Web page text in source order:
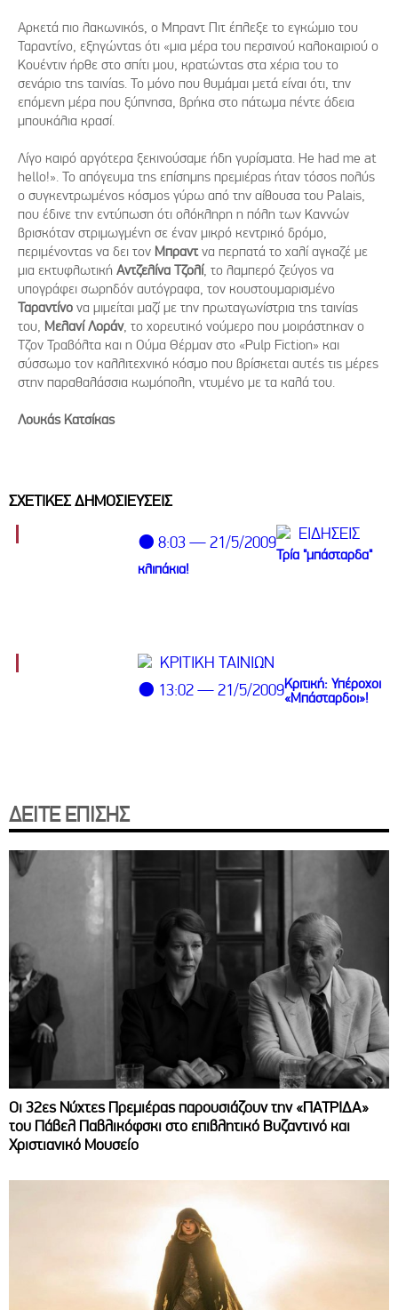
Αρκετά πιο λακωνικός, ο Μπραντ Πιτ έπλεξε το εγκώμιο του
Ταραντίνο, εξηγώντας ότι «μια μέρα του περσινού καλοκαιριού ο
Κουέντιν ήρθε στο σπίτι μου, κρατώντας στα χέρια του το
σενάριο της ταινίας. Το μόνο που θυμάμαι μετά είναι ότι, την
επόμενη μέρα που ξύπνησα, βρήκα στο πάτωμα πέντε άδεια
μπουκάλια κρασί.
Λίγο καιρό αργότερα ξεκινούσαμε ήδη γυρίσματα. He had me at
hello!». Το απόγευμα της επίσημης πρεμιέρας ήταν τόσος πολύς
ο συγκεντρωμένος κόσμος γύρω από την αίθουσα του Palais,
που έδινε την εντύπωση ότι ολόκληρη η πόλη των Καννών
βρισκόταν στριμωγμένη σε έναν μικρό κεντρικό δρόμο,
περιμένοντας να δει τον Μπραντνα περπατά το χαλί αγκαζέ με
μια εκτυφλωτική Αντζελίνα Τζολί, το λαμπερό ζεύγος να
υπογράφει σωρηδόν αυτόγραφα, τον κουστουμαρισμένο
Ταραντίνο να μιμείται μαζί με την πρωταγωνίστρια της ταινίας
του, Μελανί Λοράν, το χορευτικό νούμερο που μοιράστηκαν ο
Τζον Τραβόλτα και η Ούμα Θέρμαν στο «Pulp Fiction» και
σύσσωμο τον καλλιτεχνικό κόσμο που βρίσκεται αυτές τις μέρες
στην παραθαλάσσια κωμόπολη, ντυμένο με τα καλά του.
Λουκάς Κατσίκας
ΣΧΕΤΙΚΕΣ ΔΗΜΟΣΙΕΥΣΕΙΣ
ΕΙΔΗΣΕΙΣ
⚫ 8:03 — 21/5/2009
Τρία "μπάσταρδα"
κλιπάκια!
ΚΡΙΤΙΚΗ ΤΑΙΝΙΩΝ
⚫ 13:02 — 21/5/2009Κριτική: Υπέροχοι
«Μπάσταρδοι»!
ΔΕΙΤΕ ΕΠΙΣΗΣ
Οι 32ες Νύχτες Πρεμιέρας παρουσιάζουν την «ΠΑΤΡΙΔΑ»
του Πάβελ Παβλικόφσκι στο επιβλητικό Βυζαντινό και
Χριστιανικό Μουσείο